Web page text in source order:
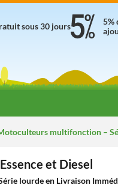
5%
sous 30 jours
multifonction –
et Diesel
lourde en Livraison